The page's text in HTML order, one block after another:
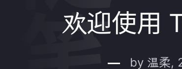
欢迎使用
by 温柔,